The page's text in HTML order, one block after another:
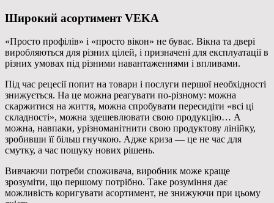
Широкий асортимент VEKA
«Просто профілів» і «просто вікон» не буває. Вікна та двері
виробляються для різних цілей, і призначені для експлуатації в
різних умовах під різними навантаженнями і впливами.
Під час рецесії попит на товари і послуги першої необхідності
знижується. На це можна реагувати по-різному: можна
скаржитися на життя, можна спробувати пересидіти «всі ці
складності», можна здешевлювати свою продукцію… А
можна, навпаки, урізноманітнити свою продуктову лінійку,
зробивши її більш гнучкою. Адже криза — це не час для
смутку, а час пошуку нових рішень.
Вивчаючи потреби споживача, виробник може краще
зрозуміти, що першому потрібно. Таке розуміння дає
можливість коригувати асортимент, не знижуючи при цьому